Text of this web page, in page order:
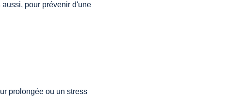
pour prévenir d'une
prolongée ou un stress